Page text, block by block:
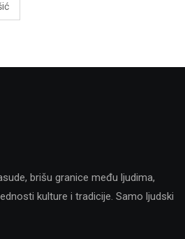
brišu granice među ljudima,
kulture i tradicije. Samo ljudski